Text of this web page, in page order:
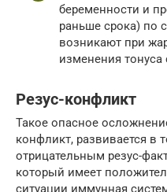
беременности и
раньше срока) по
возникают при
изменения тонуса
Резус-конфликт
Такое опасное
конфликт, развивается в
отрицательным резус-
который имеет
ситуации иммунная